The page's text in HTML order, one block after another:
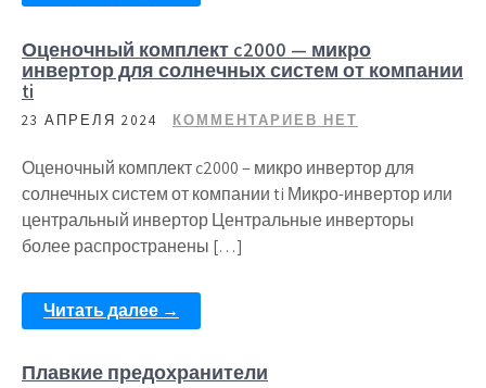
Оценочный комплект c2000 — микро
инвертор для солнечных систем от компании
ti
23 АПРЕЛЯ 2024 КОММЕНТАРИЕВ НЕТ
Оценочный комплект c2000 – микро инвертор для
солнечных систем от компании ti Микро-инвертор или
центральный инвертор Центральные инверторы
более распространены […]
Читать далее →
Плавкие предохранители